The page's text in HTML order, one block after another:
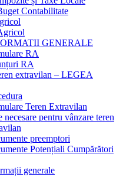
Contabilitate
GENERALE
RA
RA
extravilan – LEGEA
Teren Extravilan
necesare pentru vânzare teren
preemptori
Potențiali Cumpărători
generale